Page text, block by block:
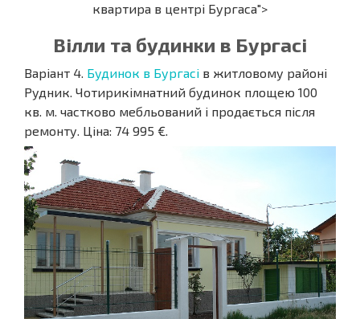
квартира в центрі Бургаса">
Вілли та будинки в Бургасі
Варіант 4. Будинок в Бургасі в житловому районі
Рудник. Чотирикімнатний будинок площею 100
кв. м. частково мебльований і продається після
ремонту. Ціна: 74 995 €.